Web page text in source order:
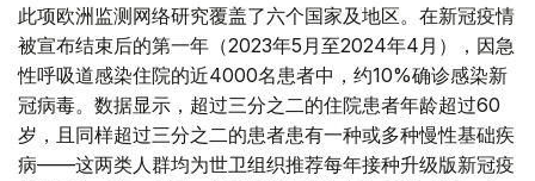
此项欧洲监测网络研究覆盖了六个国家及地区。在新冠疫情
被宣布结束后的第一年（2023年5月至2024年4月），因急
性呼吸道感染住院的近4000名患者中，约10%确诊感染新
冠病毒。数据显示，超过三分之二的住院患者年龄超过60
岁，且同样超过三分之二的患者患有一种或多种慢性基础疾
病——这两类人群均为世卫组织推荐每年接种升级版新冠疫